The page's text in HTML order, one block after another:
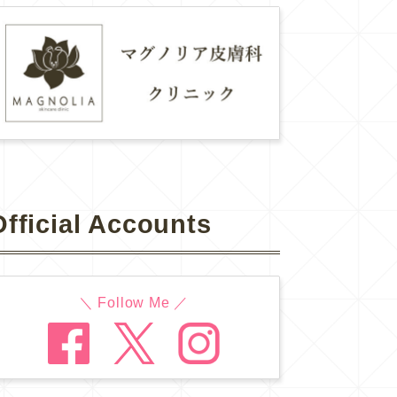
Accounts
＼ Follow Me ／